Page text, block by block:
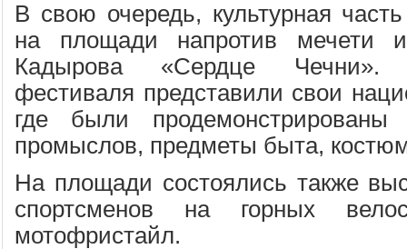
В свою очередь, культурная
на площади напротив мечети
Кадырова «Сердце Чечни».
фестиваля представили свои
где были продемонстрированы
промыслов, предметы быта,
На площади состоялись также
спортсменов на горных
мотофристайл.